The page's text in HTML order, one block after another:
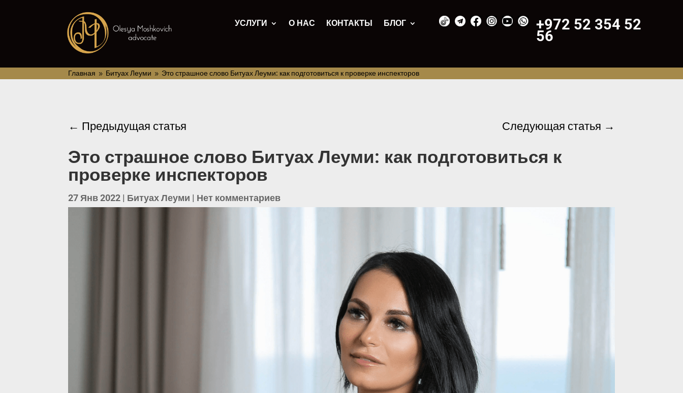
УСЛУГИ О НАС КОНТАКТЫ БЛОГ +972 52 354 52
56
Главная 9 Битуах Леуми 9 Это страшное слово Битуах Леуми: как подготовиться к проверке инспекторов
← Предыдущая статья Следующая статья →
Это страшное слово Битуах Леуми: как подготовиться к
проверке инспекторов
27 Янв 2022 | Битуах Леуми | Нет комментариев